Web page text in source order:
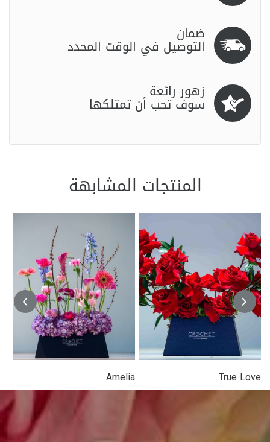
ضمان
التوصيل في الوقت المحدد
زهور رائعة
سوف تحب أن تمتلكها
المنتجات المشابهة
True Love